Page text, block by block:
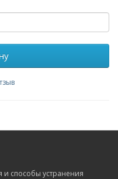
способы устранения